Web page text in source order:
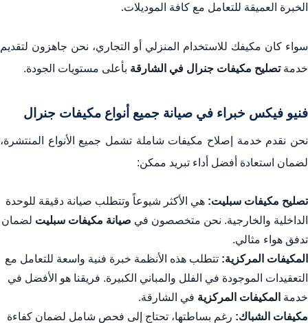
الخبرة العميقة للتعامل مع كافة الموديلات.
سواء كان مكيفك للاستخدام المنزلي أو التجاري، نحن جاهزون لتقديم
خدمةتصليح مكيفات جنرال في الشارقة بأعلى مستويات الجودة.
فنيو فيكس خبراء في صيانة جميع أنواع مكيفات جنرال
نحن نقدم خدمة إصلاح مكيفات شاملة تشمل جميع الأنواع المنتشرة،
لضمان استعادة أفضل أداء تبريد ممكن:
تصليح مكيفات سبليت: هي الأكثر شيوعاً وتتطلب صيانة دقيقة للوحدة
الداخلية والخارجية. نحن متخصصون في صيانة مكيفات سبليت لضمان
تدفق هواء مثالي.
المكيفات المركزية: تتطلب هذه الأنظمة خبرة فنية واسعة للتعامل مع
التعقيدات الموجودة في الفلل والمباني الكبيرة. فريقنا هو الأفضل في
خدمة المكيفات المركزية في الشارقة.
مكيفات الشباك: رغم بساطتها، تحتاج إلى فحص شامل لضمان كفاءة